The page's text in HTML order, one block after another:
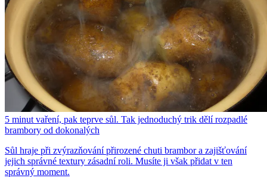
5 minut vaření, pak teprve sůl. Tak jednoduchý trik dělí rozpadlé
brambory od dokonalých
Sůl hraje při zvýrazňování přirozené chuti brambor a zajišťování
jejich správné textury zásadní roli. Musíte ji však přidat v ten
správný moment.